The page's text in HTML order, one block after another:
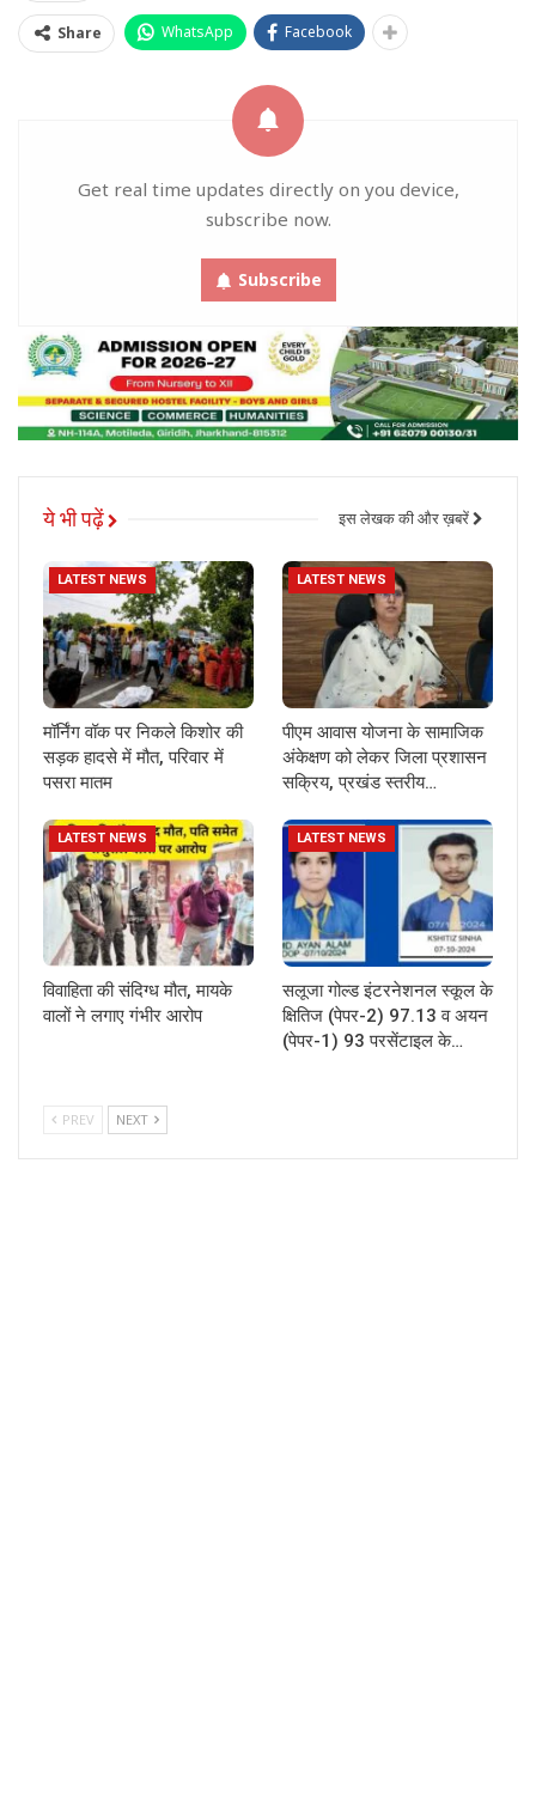
Share WhatsApp Facebook
Get real time updates directly on you device,
subscribe now.
Subscribe
ये भी पढ़ें इस लेखक की और ख़बरें
LATEST NEWS
मॉर्निंग वॉक पर निकले किशोर की
सड़क हादसे में मौत, परिवार में
पसरा मातम
LATEST NEWS
पीएम आवास योजना के सामाजिक
अंकेक्षण को लेकर जिला प्रशासन
सक्रिय, प्रखंड स्तरीय…
LATEST NEWS
विवाहिता की संदिग्ध मौत, मायके
वालों ने लगाए गंभीर आरोप
LATEST NEWS
सलूजा गोल्ड इंटरनेशनल स्कूल के
क्षितिज (पेपर-2) 97.13 व अयन
(पेपर-1) 93 परसेंटाइल के…
PREV NEXT